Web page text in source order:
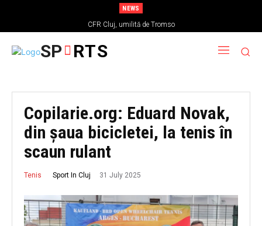
NEWS
CFR Cluj, umilită de Tromso
SP RTS
Copilarie.org: Eduard Novak,
din șaua bicicletei, la tenis în
scaun rulant
Tenis Sport In Cluj 31 July 2025